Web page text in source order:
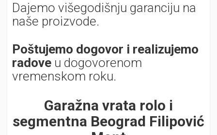
Dajemo višegodišnju garanciju na
naše proizvode.
Poštujemo dogovor i realizujemo
radove u dogovorenom
vremenskom roku.
Garažna vrata rolo i
segmentna Beograd Filipović